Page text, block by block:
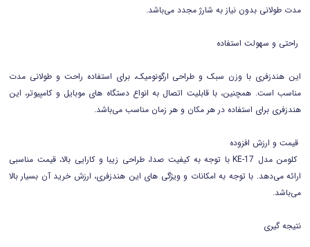
مدت طولانی بدون نیاز به شارژ مجدد می‌باشد.
راحتی و سهولت استفاده
این هندزفری با وزن سبک و طراحی ارگونومیک، برای استفاده راحت و طولانی مدت
مناسب است. همچنین، با قابلیت اتصال به انواع دستگاه های موبایل و کامپیوتر، این
هندزفری برای استفاده در هر مکان و هر زمان مناسب می‌باشد.
قیمت و ارزش افزوده
کلومن مدل KE-17 با توجه به کیفیت صدا، طراحی زیبا و کارایی بالا، قیمت مناسبی
ارائه می‌دهد. با توجه به امکانات و ویژگی های این هندزفری، ارزش خرید آن بسیار بالا
می‌باشد.
نتیجه گیری